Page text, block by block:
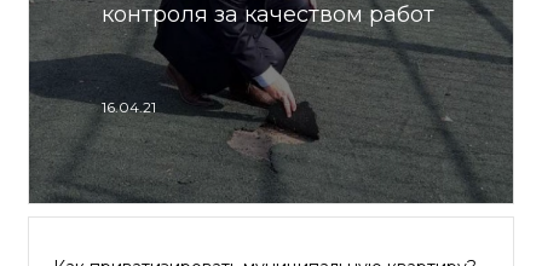
контроля за качеством работ
16.04.21